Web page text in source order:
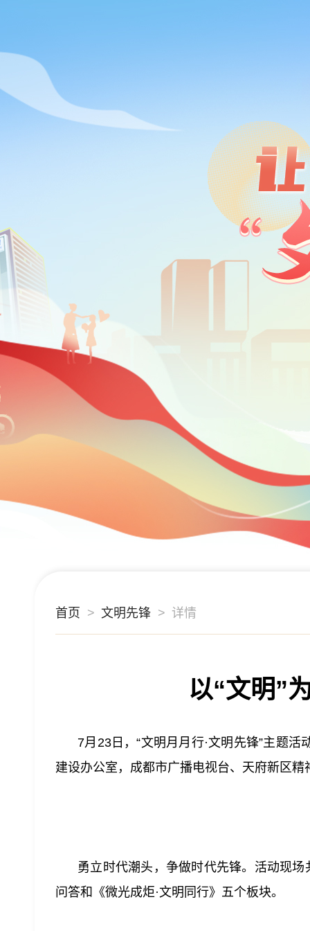
首页 文明先锋 详情
以“文明”
7月23日，“文明月月行·文明先锋”主题
建设办公室，成都市广播电视台、天府新区
勇立时代潮头，争做时代先锋。活动现
问答和《微光成炬·文明同行》五个板块。